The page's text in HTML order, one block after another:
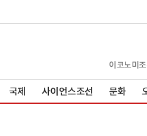
이코노미
국제 사이언스조선 문화